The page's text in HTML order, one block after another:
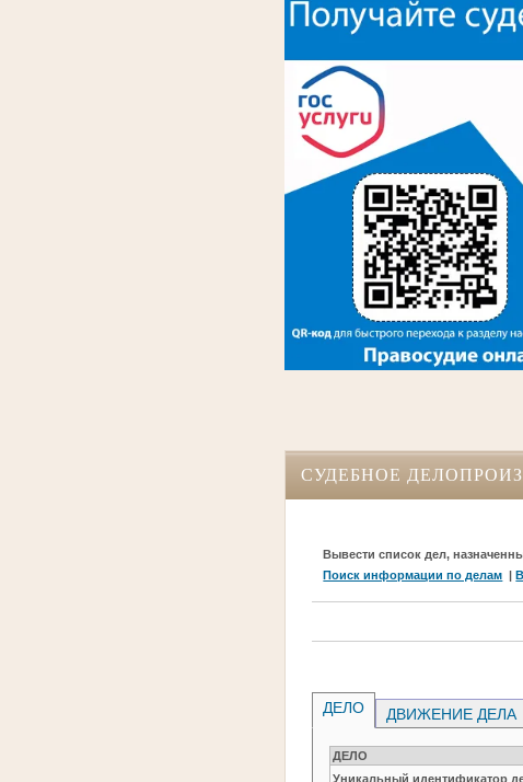
СУДЕБНОЕ
Вывести список дел,
Поиск информации по делам
ДЕЛО ДВИЖЕНИЕ ДЕЛА
ДЕЛО
Уникальный идентификатор